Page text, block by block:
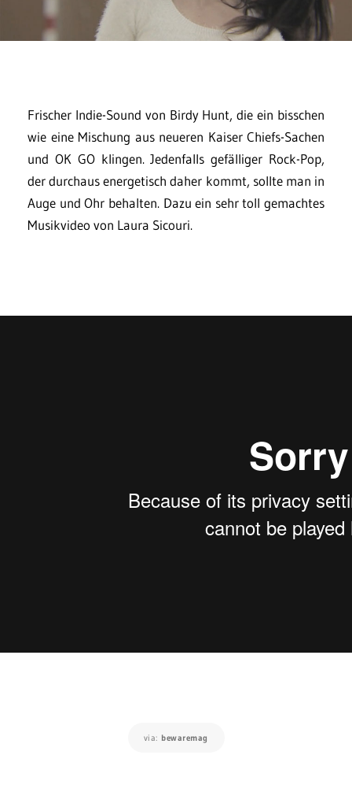
Frischer Indie-Sound von Birdy Hunt, die ein bisschen
wie eine Mischung aus neueren Kaiser Chiefs-Sachen
und OK GO klingen. Jedenfalls gefälliger Rock-Pop,
der durchaus energetisch daher kommt, sollte man in
Auge und Ohr behalten. Dazu ein sehr toll gemachtes
Musikvideo von Laura Sicouri.
via: bewaremag